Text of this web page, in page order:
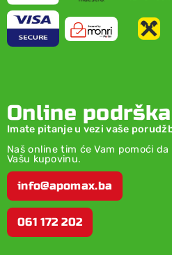
Online podrška
Imate pitanje u vezi vaše
Naš online tim će Vam pomoći
Vašu kupovinu.
info@apomax.ba
061 172 202